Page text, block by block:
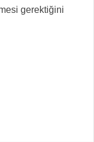
gerektiğini